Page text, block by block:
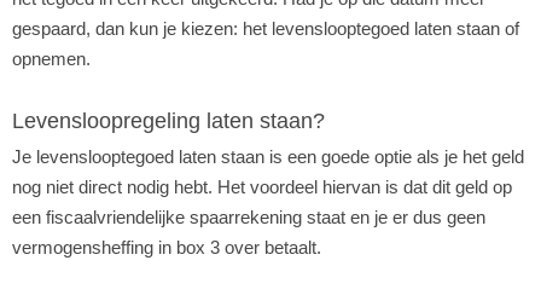
gespaard, dan kun je kiezen: het levenslooptegoed laten staan of
opnemen.
Levensloopregeling laten staan?
Je levenslooptegoed laten staan is een goede optie als je het geld
nog niet direct nodig hebt. Het voordeel hiervan is dat dit geld op
een fiscaalvriendelijke spaarrekening staat en je er dus geen
vermogensheffing in box 3 over betaalt.